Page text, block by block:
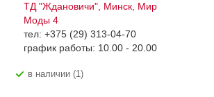
ТД "Ждановичи", Минск, Мир
Моды 4
тел: +375 (29) 313-04-70
график работы: 10.00 - 20.00
В наличии (1)